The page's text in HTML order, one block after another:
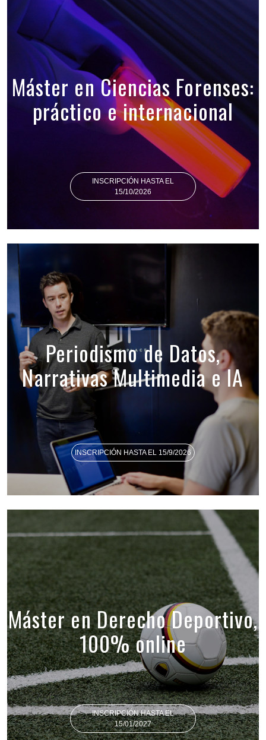
Máster en Ciencias Forenses:
práctico e internacional
INSCRIPCIÓN HASTA EL
15/10/2026
Periodismo de Datos,
Narrativas Multimedia e IA
INSCRIPCIÓN HASTA EL 15/9/2026
Máster en Derecho Deportivo,
100% online
INSCRIPCIÓN HASTA EL
15/01/2027